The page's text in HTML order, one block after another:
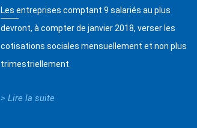
Les entreprises comptant 9 salariés au plus
devront, à compter de janvier 2018, verser les
cotisations sociales mensuellement et non plus
trimestriellement.
> Lire la suite